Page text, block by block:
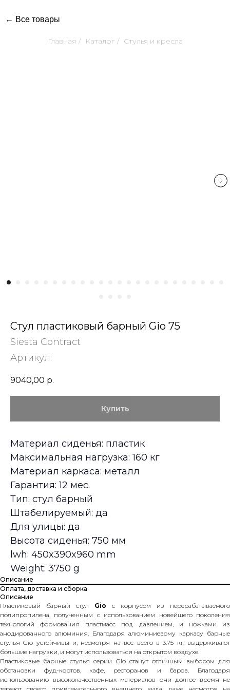
← Все товары
Главная / Каталог / Стулья и кресла
Стул пластиковый барный Gio 75
Siesta Contract
Артикул:
9040,00 р.
Купить
Материал сиденья: пластик
Максимальная нагрузка: 160 кг
Материал каркаса: металл
Гарантия: 12 мес.
Тип: стул барный
Штабелируемый: да
Для улицы: да
Высота сиденья: 750 мм
lwh: 450x390x960 mm
Weight: 3750 g
Описание
Оплата, доставка и сборка
Описание
Пластиковый барный стул Gio с корпусом из перерабатываемого
полипропилена, полученным с использованием новейшего поколения
технологий формования пластмасс под давлением, и ножками из
анодированного алюминия. Благодаря алюминиевому каркасу барные
стулья Gio устойчивы и, несмотря на вес всего в 3.75 кг, выдерживают
большие нагрузки, и могут использоваться на открытом воздухе.
Пластиковые барные стулья серии Gio станут отличным выбором для
обстановки фуд-кортов, кафе, ресторанов и баров. Благодаря
использованию высококачественных материалов они долгое время не